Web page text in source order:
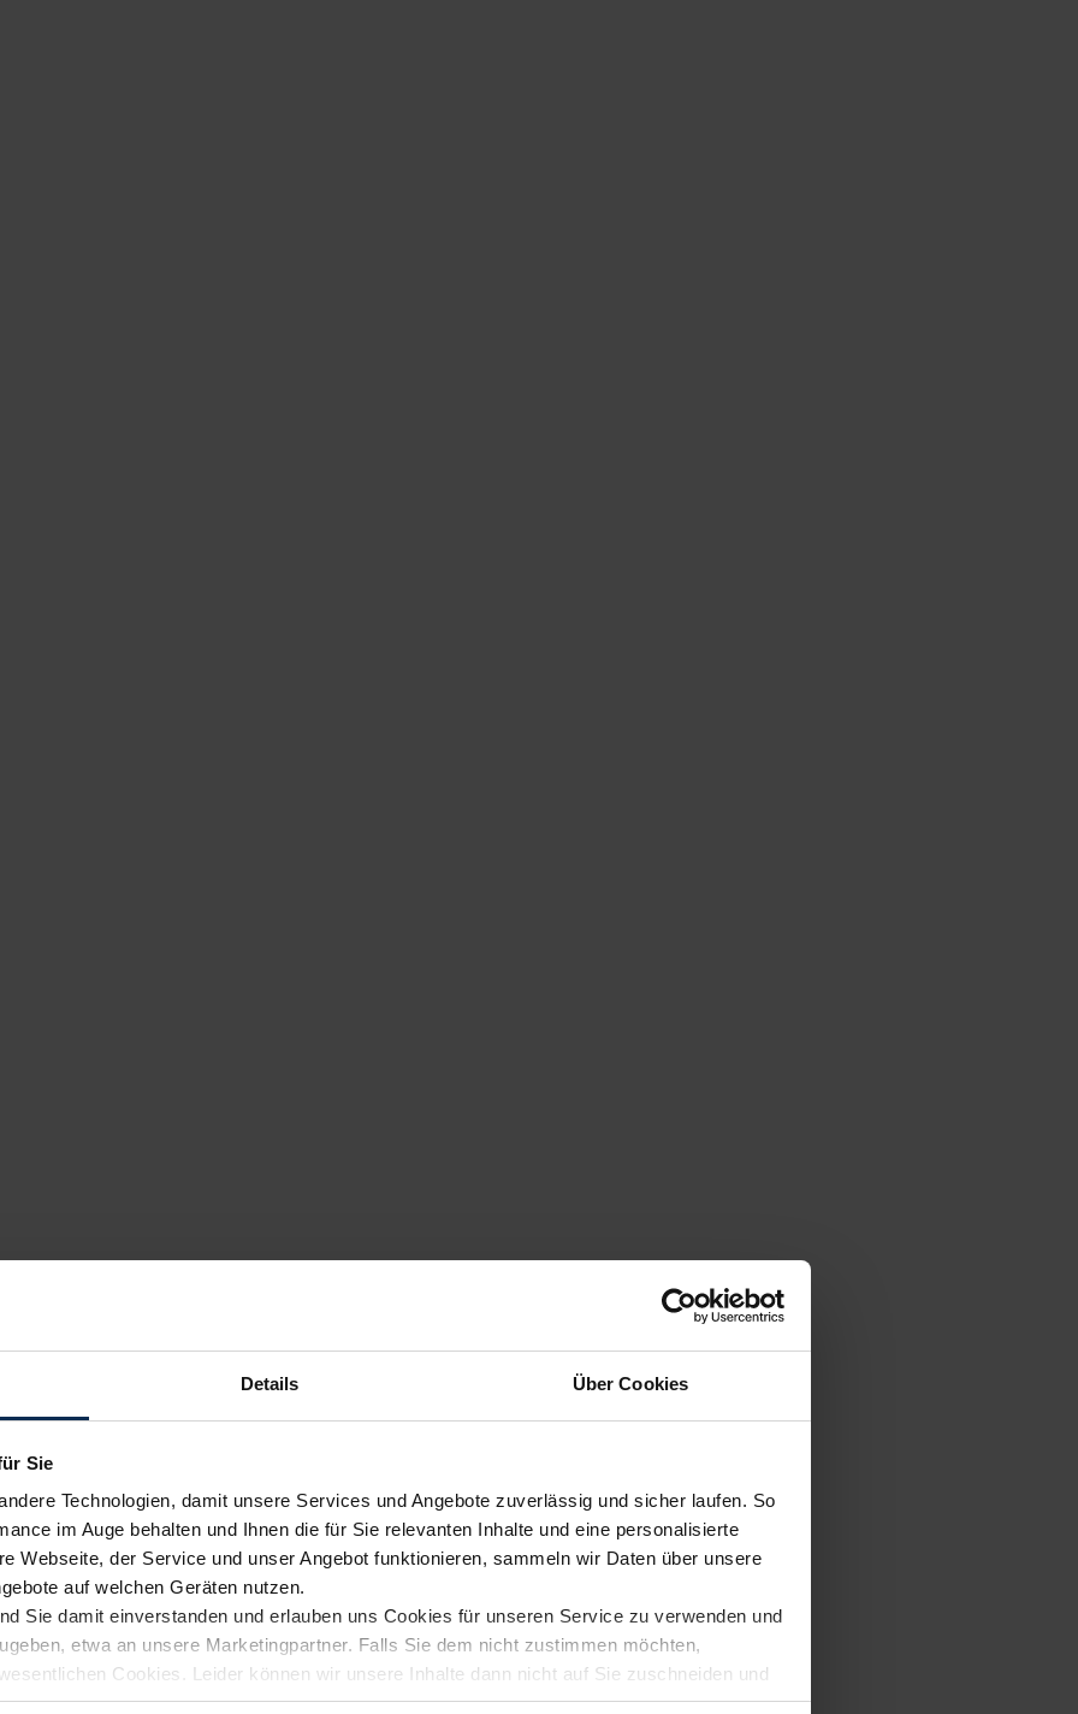
Details Über Cookies
Sie
Technologien, damit unsere Services und Angebote zuverlässig und sicher laufen. So
im Auge behalten und Ihnen die für Sie relevanten Inhalte und eine personalisierte
Webseite, der Service und unser Angebot funktionieren, sammeln wir Daten über unsere
auf welchen Geräten nutzen.
Sie damit einverstanden und erlauben uns Cookies für unseren Service zu verwenden und
etwa an unsere Marketingpartner. Falls Sie dem nicht zustimmen möchten,
Cookies. Leider können wir unsere Inhalte dann nicht auf Sie zuschneiden und
Weg zu Ihrem Neuwagen unterstützen. Sie können die Einstellungen jederzeit anpassen